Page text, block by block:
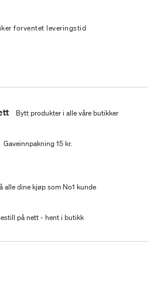
forventet leveringstid
Bytt produkter i alle våre butikker
Gaveinnpakning 15 kr.
alle dine kjøp som No1 kunde
på nett - hent i butikk